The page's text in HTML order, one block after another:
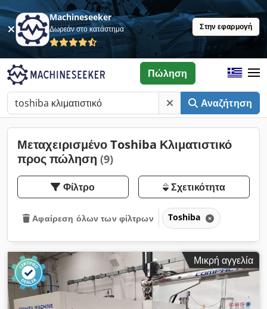
Machineseeker
Δωρεάν στο κατάστημα Στην εφαρμογή
Αναζήτηση
Πώληση
Μεταχειρισμένο Toshiba Κλιματιστικό
προς πώληση (9)
Φίλτρο Σχετικότητα
Αφαίρεση όλων των φίλτρων Toshiba
Μικρή αγγελία